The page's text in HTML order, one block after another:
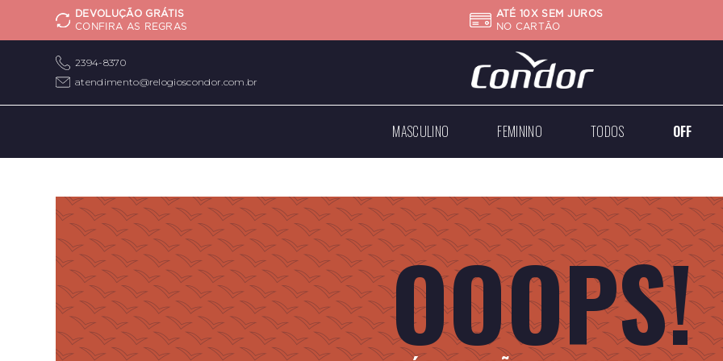
DEVOLUÇÃO GRÁTIS
CONFIRA AS REGRAS
ATÉ 10X SEM JUROS
NO CARTÃO
2394-8370
atendimento@relogioscondor.com.br
MASCULINO
Case
Médios
Dourados
Prateados
Todos
FEMININO
Médios
Grandes
Dourados
Prateados
Todos
TODOS OFF
OOOPS!